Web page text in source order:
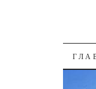
К